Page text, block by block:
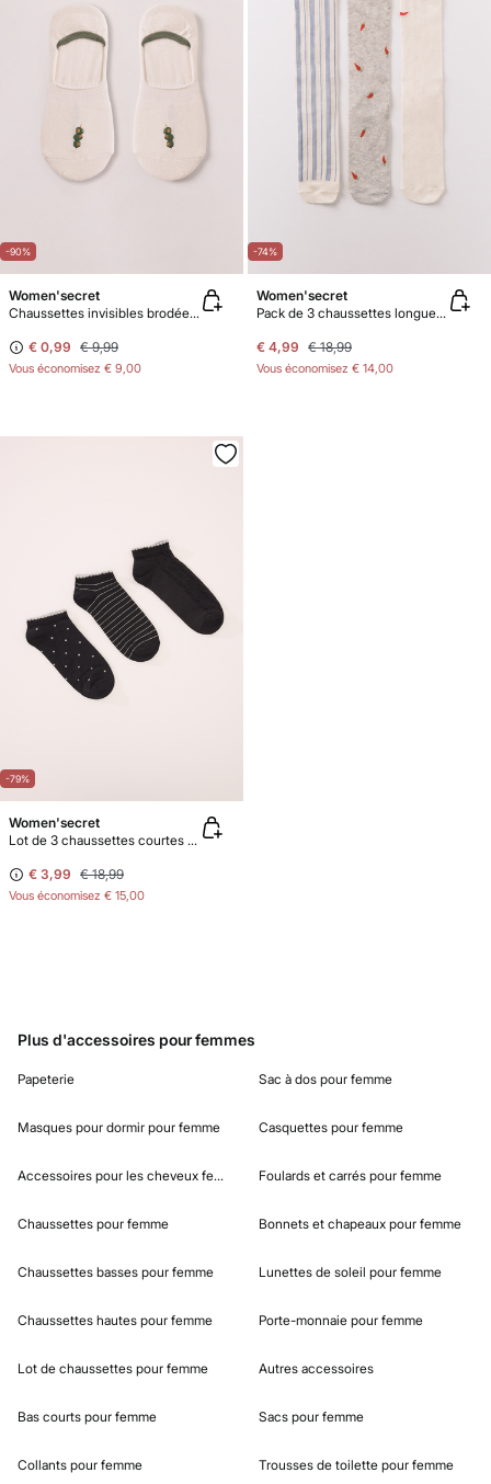
-90%
Women'secret
Chaussettes invisibles brodées olives
€ 0,99 € 9,99
Vous économisez € 9,00
-74%
Women'secret
Pack de 3 chaussettes longues imprimé chilles
€ 4,99 € 18,99
Vous économisez € 14,00
-79%
Women'secret
Lot de 3 chaussettes courtes lurex noires
€ 3,99 € 18,99
Vous économisez € 15,00
Plus d'accessoires pour femmes
Papeterie
Masques pour dormir pour femme
Accessoires pour les cheveux femme
Chaussettes pour femme
Chaussettes basses pour femme
Chaussettes hautes pour femme
Lot de chaussettes pour femme
Bas courts pour femme
Collants pour femme
Sac à dos pour femme
Casquettes pour femme
Foulards et carrés pour femme
Bonnets et chapeaux pour femme
Lunettes de soleil pour femme
Porte-monnaie pour femme
Autres accessoires
Sacs pour femme
Trousses de toilette pour femme